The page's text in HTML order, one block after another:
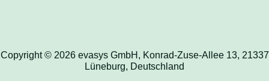
Copyright © 2026 evasys GmbH, Konrad-Zuse-Allee 13, 21337
Lüneburg, Deutschland